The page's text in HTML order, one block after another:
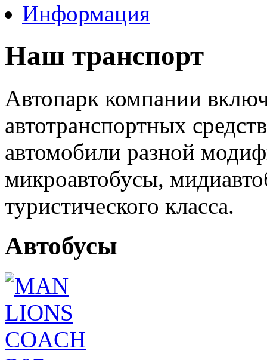
Информация
Наш транспорт
Автопарк компании
автотранспортных
автомобили разной
микроавтобусы,
туристического класса.
Автобусы